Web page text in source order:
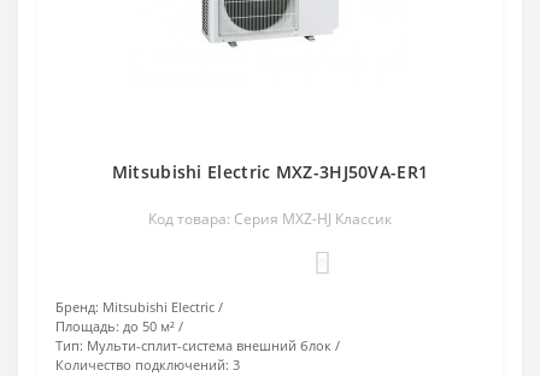
Mitsubishi Electric MXZ-3HJ50VA-ER1
Код товара: Серия MXZ-HJ Классик
Бренд: Mitsubishi Electric
Площадь: до 50 м²
Тип: Мульти-сплит-система внешний блок
Количество подключений: 3